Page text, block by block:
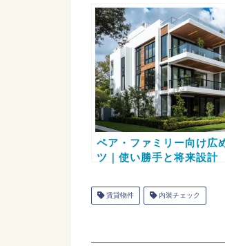
ペア・ファミリー向け広
ツ｜使い勝手と将来設計
賃貸物件 内装チェック